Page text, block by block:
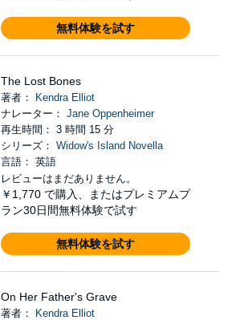
無料体験を試す
The Lost Bones
著者：
Kendra Elliot
ナレーター： Jane Oppenheimer
再生時間： 3 時間 15 分
シリーズ： Widow's Island Novella
言語： 英語
レビューはまだありません。
￥1,770 で購入、またはプレミアムプ
ラン30日間無料体験で試す
無料体験を試す
On Her Father's Grave
著者：
Kendra Elliot